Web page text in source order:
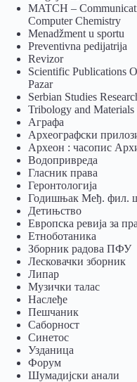
MATCH –
Computer Chemistry
Menadžment u sportu
Preventivna pedijatrija
Revizor
Scientific Publications
Pazar
Serbian Studies
Tribology and Materials
Аграфа
Археографски
Археон : часопис
Водопривреда
Гласник права
Геронтологија
Годишњак Међ. фил.
Детињство
Европска ревија за
Eтноботаника
Зборник радова ПФУ
Лесковачки зборник
Липар
Музички талас
Наслеђе
Пешчаник
Саборност
Синетос
Узданица
Форум
Шумадијски анали